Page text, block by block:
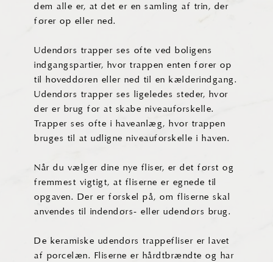
dem alle er, at det er en samling af trin, der
fører op eller ned.
Udendørs trapper ses ofte ved boligens
indgangspartier, hvor trappen enten fører op
til hoveddøren eller ned til en kælderindgang.
Udendørs trapper ses ligeledes steder, hvor
der er brug for at skabe niveauforskelle.
Trapper ses ofte i haveanlæg, hvor trappen
bruges til at udligne niveauforskelle i haven.
Når du vælger dine nye fliser, er det først og
fremmest vigtigt, at fliserne er egnede til
opgaven. Der er forskel på, om fliserne skal
anvendes til indendørs- eller udendørs brug.
De keramiske udendørs trappefliser er lavet
af porcelæn. Fliserne er hårdtbrændte og har